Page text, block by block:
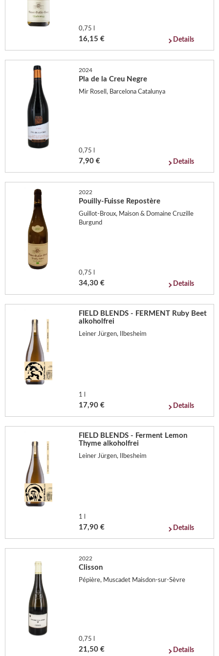
0,75 l
16,15 € Details
2024
Pla de la Creu Negre
Mir Rosell, Barcelona Catalunya
0,75 l
7,90 € Details
2022
Pouilly-Fuisse Repostère
Guillot-Broux, Maison & Domaine Cruzille
Burgund
0,75 l
34,30 € Details
FIELD BLENDS - FERMENT Ruby Beet
alkoholfrei
Leiner Jürgen, Ilbesheim
1 l
17,90 € Details
FIELD BLENDS - Ferment Lemon
Thyme alkoholfrei
Leiner Jürgen, Ilbesheim
1 l
17,90 € Details
2022
Clisson
Pépière, Muscadet Maisdon-sur-Sèvre
0,75 l
21,50 € Details